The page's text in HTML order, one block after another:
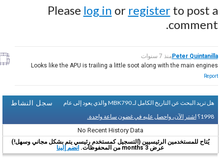
Please log in or registerto post a
comment.
Peter Quintanillaمنذ 7 سنوات
Looks like the APU is trailing a little soot along with the main engines
Report
سجل النشاط
هل تريد البحث عن التاريخ الكامل لـ MBK790 والذي يعود إلى عام
1998؟ اشتر الآن، واحصل عليه في غضون ساعة واحدة.
No Recent History Data
يُتاح للمستخدمين الرئيسيين (التسجيل كمستخدم رئيسي يتم بشكل مجاني وسهل!)
عرض 3 months من المحفوظات.
انضم إلينا